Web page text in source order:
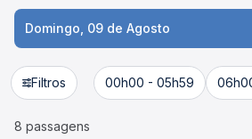
Domingo, 09 de Agosto
Filtros 00h00 - 05h59
8 passagens